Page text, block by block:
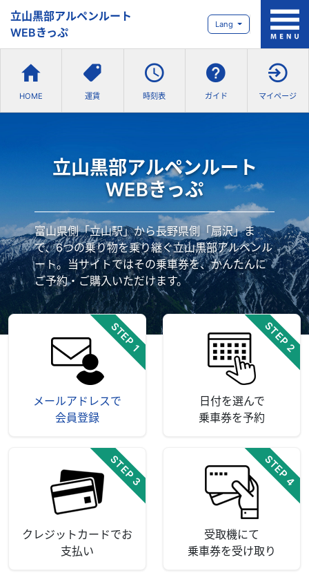
立山黒部アルペンルート
WEBきっぷ
Lang
HOME 運賃 時刻表 ガイド マイページ
立山黒部アルペンルート
WEBきっぷ
富山県側「立山駅」から長野県側「扇沢」ま
で、6つの乗り物を乗り継ぐ立山黒部アルペンル
ート。当サイトではその乗車券を、かんたんに
ご予約・ご購入いただけます。
STEP 1
メールアドレスで
会員登録
STEP 2
日付を選んで
乗車券を予約
STEP 3
クレジットカードでお
支払い
STEP 4
受取機にて
乗車券を受け取り